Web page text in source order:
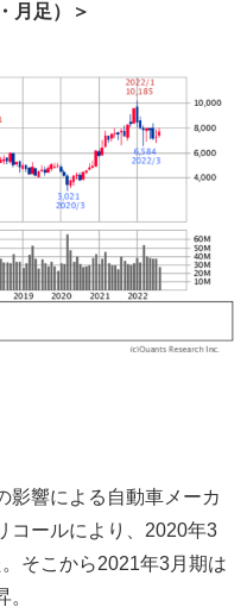
月足）＞
影響による自動車メーカ
コールにより、2020年3
そこから2021年3月期は